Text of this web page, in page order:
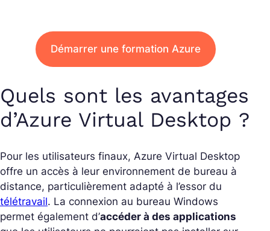
Démarrer une formation Azure
Quels sont les avantages
d’Azure Virtual Desktop ?
Pour les utilisateurs finaux, Azure Virtual Desktop
offre un accès à leur environnement de bureau à
distance, particulièrement adapté à l’essor du
télétravail. La connexion au bureau Windows
permet également d’accéder à des applications